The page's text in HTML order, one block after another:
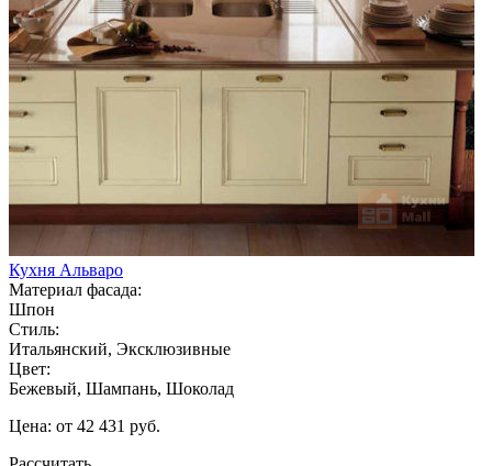
Кухня Альваро
Материал фасада:
Шпон
Стиль:
Итальянский, Эксклюзивные
Цвет:
Бежевый, Шампань, Шоколад
Цена: от 42 431 руб.